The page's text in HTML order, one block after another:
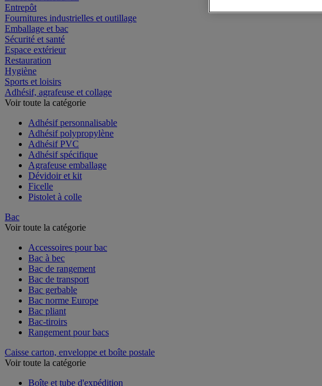
Bureau et télétravail
Entrepôt
Fournitures industrielles et outillage
Emballage et bac
Sécurité et santé
Espace extérieur
Restauration
Hygiène
Sports et loisirs
Adhésif, agrafeuse et collage
Adhésif personnalisable
Adhésif polypropylène
Adhésif PVC
Adhésif spécifique
Agrafeuse emballage
Dévidoir et kit
Ficelle
Bac
Accessoires pour bac
Bac à bec
Bac de rangement
Bac de transport
Bac gerbable
Bac norme Europe
Bac pliant
Bac-tiroirs
Caisse carton, enveloppe et boîte postale